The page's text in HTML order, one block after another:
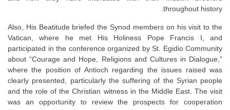
throughout history.
Also, His Beatitude briefed the Synod members on his visit to the
Vatican, where he met His Holiness Pope Francis I, and
participated in the conference organized by St. Egidio Community
about “Courage and Hope, Religions and Cultures in Dialogue,”
where the position of Antioch regarding the issues raised was
clearly presented, particularly the suffering of the Syrian people
and the role of the Christian witness in the Middle East. The visit
was an opportunity to review the prospects for cooperation